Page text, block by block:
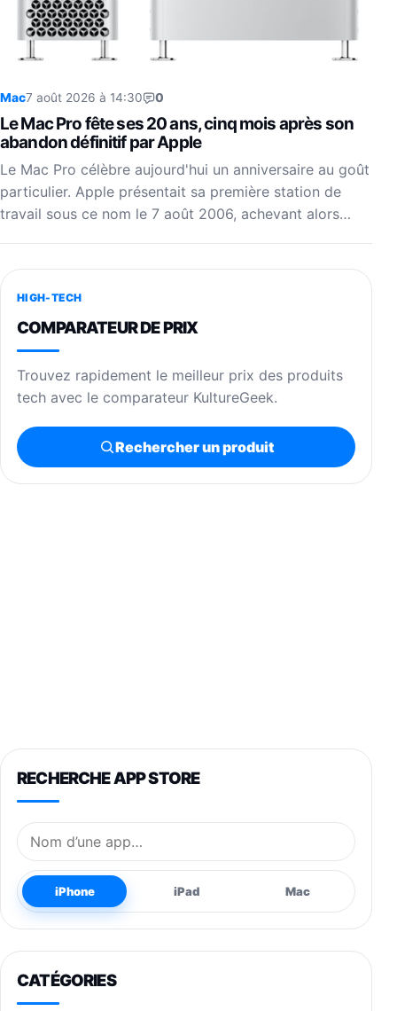
Mac7 août 2026 à 14:30 0
Le Mac Pro fête ses 20 ans, cinq mois après son
abandon définitif par Apple
Le Mac Pro célèbre aujourd'hui un anniversaire au goût
particulier. Apple présentait sa première station de
travail sous ce nom le 7 août 2006, achevant alors…
HIGH-TECH
COMPARATEUR DE PRIX
Trouvez rapidement le meilleur prix des produits
tech avec le comparateur KultureGeek.
Rechercher un produit
RECHERCHE APP STORE
Nom de l’application
iPhone iPad Mac
CATÉGORIES